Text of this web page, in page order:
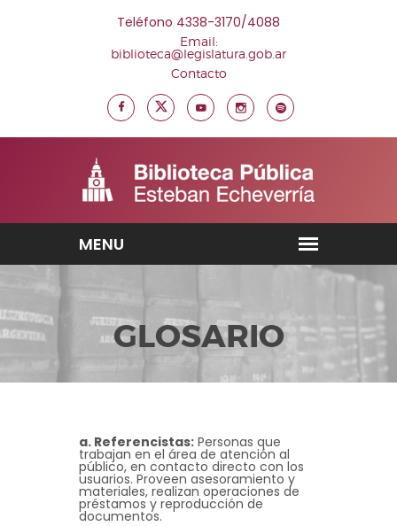
Teléfono 4338-3170/4088
Email:
biblioteca@legislatura.gob.ar
Contacto
GLOSARIO
a. Referencistas: Personas que
trabajan en el área de atención al
público, en contacto directo con los
usuarios. Proveen asesoramiento y
materiales, realizan operaciones de
préstamos y reproducción de
documentos.